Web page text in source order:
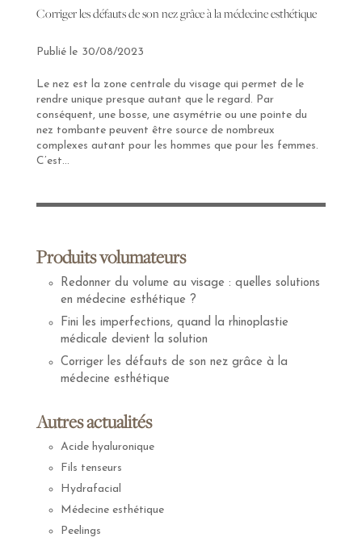
Corriger les défauts de son nez grâce à la médecine esthétique
30/08/2023
Le nez est la zone centrale du visage qui permet de le
rendre unique presque autant que le regard. Par
conséquent, une bosse, une asymétrie ou une pointe du
nez tombante peuvent être source de nombreux
complexes autant pour les hommes que pour les femmes.
C’est...
Produits volumateurs
Redonner du volume au visage : quelles solutions
en médecine esthétique ?
Fini les imperfections, quand la rhinoplastie
médicale devient la solution
Corriger les défauts de son nez grâce à la
médecine esthétique
Autres actualités
Acide hyaluronique
Fils tenseurs
Hydrafacial
Médecine esthétique
Peelings